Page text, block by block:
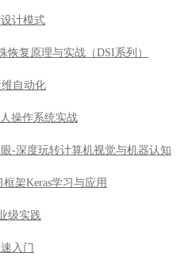
设计模式
恢复原理与实战（DSI系列）
维自动化
人操作系统实战
眼-深度玩转计算机视觉与机器认知
框架Keras学习与应用
级实践
入门